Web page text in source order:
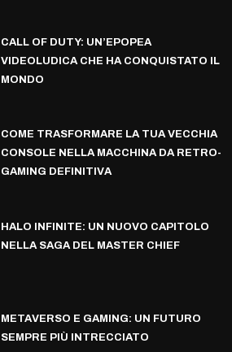
CALL OF DUTY: UN’EPOPEA
VIDEOLUDICA CHE HA CONQUISTATO IL
MONDO
COME TRASFORMARE LA TUA VECCHIA
CONSOLE NELLA MACCHINA DA RETRO-
GAMING DEFINITIVA
HALO INFINITE: UN NUOVO CAPITOLO
NELLA SAGA DEL MASTER CHIEF
METAVERSO E GAMING: UN FUTURO
SEMPRE PIÙ INTRECCIATO